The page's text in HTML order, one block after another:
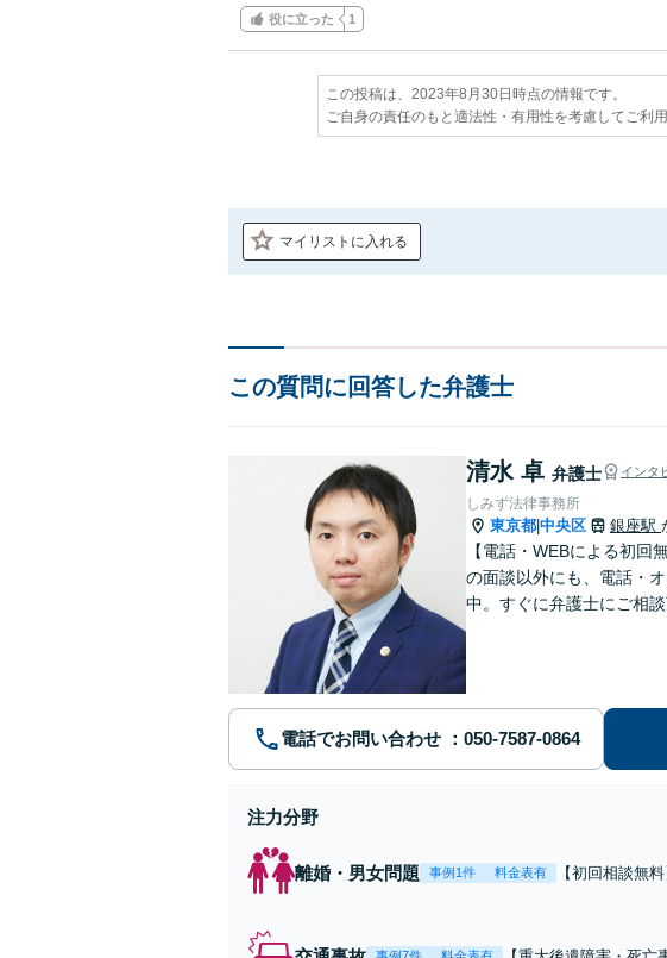
役に立った 1
この投稿は、2023年8月30日時点の情報です。
ご自身の責任のもと適法性・有用性を考慮してご利
マイリストに入れる
この質問に回答した弁護士
清水 卓 弁護士 インタ
しみず法律事務所
東京都 中央区 銀座駅
【電話・WEBによる初回
の面談以外にも、電話・
中。すぐに弁護士にご相
電話でお問い合わせ
注力分野
離婚・男女問題 事例1件 料金表有
【初回相談無